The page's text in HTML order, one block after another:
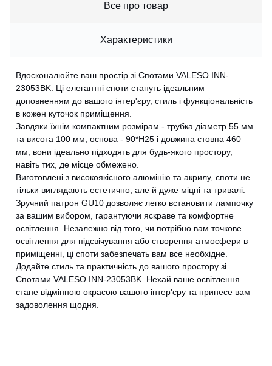
Все про товар
Характеристики
Вдосконалюйте ваш простір зі Спотами VALESO INN-
23053BK. Ці елегантні споти стануть ідеальним
доповненням до вашого інтер'єру, стиль і функціональність
в кожен куточок приміщення.
Завдяки їхнім компактним розмірам - трубка діаметр 55 мм
та висота 100 мм, основа - 90*H25 і довжина стовпа 460
мм, вони ідеально підходять для будь-якого простору,
навіть тих, де місце обмежено.
Виготовлені з високоякісного алюмінію та акрилу, споти не
тільки виглядають естетично, але й дуже міцні та тривалі.
Зручний патрон GU10 дозволяє легко встановити лампочку
за вашим вибором, гарантуючи яскраве та комфортне
освітлення. Незалежно від того, чи потрібно вам точкове
освітлення для підсвічування або створення атмосфери в
приміщенні, ці споти забезпечать вам все необхідне.
Додайте стиль та практичність до вашого простору зі
Спотами VALESO INN-23053BK. Нехай ваше освітлення
стане відмінною окрасою вашого інтер'єру та принесе вам
задоволення щодня.